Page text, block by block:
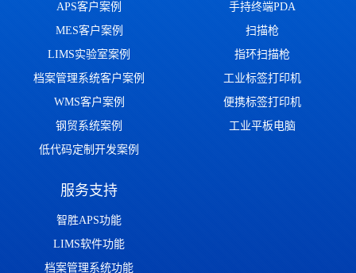
APS客户案例
MES客户案例
LIMS实验室案例
档案管理系统客户案例
WMS客户案例
钢贸系统案例
低代码定制开发案例
手持终端PDA
扫描枪
指环扫描枪
工业标签打印机
便携标签打印机
工业平板电脑
服务支持
智胜APS功能
LIMS软件功能
档案管理系统功能